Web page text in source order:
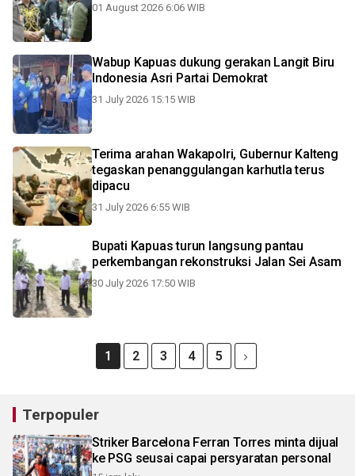
01 August 2026 6:06 WIB
Wabup Kapuas dukung gerakan Langit Biru
Indonesia Asri Partai Demokrat
31 July 2026 15:15 WIB
Terima arahan Wakapolri, Gubernur Kalteng
tegaskan penanggulangan karhutla terus
dipacu
31 July 2026 6:55 WIB
Bupati Kapuas turun langsung pantau
perkembangan rekonstruksi Jalan Sei Asam
30 July 2026 17:50 WIB
1 2 3 4 5
Terpopuler
Striker Barcelona Ferran Torres minta dijual
ke PSG seusai capai persyaratan personal